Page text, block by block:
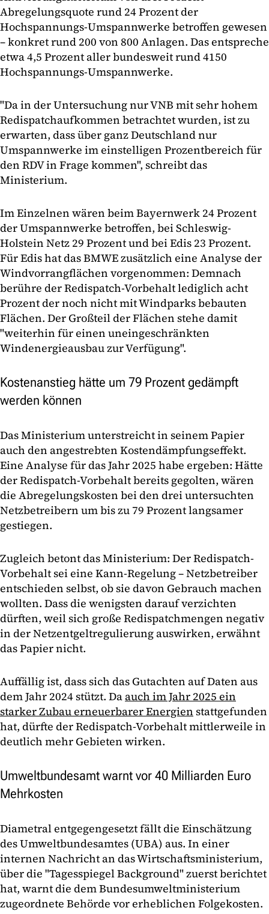
Abregelungsquote rund 24 Prozent der
Hochspannungs-Umspannwerke betroffen gewesen
– konkret rund 200 von 800 Anlagen. Das entspreche
etwa 4,5 Prozent aller bundesweit rund 4150
Hochspannungs-Umspannwerke.
"Da in der Untersuchung nur VNB mit sehr hohem
Redispatchaufkommen betrachtet wurden, ist zu
erwarten, dass über ganz Deutschland nur
Umspannwerke im einstelligen Prozentbereich für
den RDV in Frage kommen", schreibt das
Ministerium.
Im Einzelnen wären beim Bayernwerk 24 Prozent
der Umspannwerke betroffen, bei Schleswig-
Holstein Netz 29 Prozent und bei Edis 23 Prozent.
Für Edis hat das BMWE zusätzlich eine Analyse der
Windvorrangflächen vorgenommen: Demnach
berühre der Redispatch-Vorbehalt lediglich acht
Prozent der noch nicht mit Windparks bebauten
Flächen. Der Großteil der Flächen stehe damit
"weiterhin für einen uneingeschränkten
Windenergieausbau zur Verfügung".
Kostenanstieg hätte um 79 Prozent gedämpft
werden können
Das Ministerium unterstreicht in seinem Papier
auch den angestrebten Kostendämpfungseffekt.
Eine Analyse für das Jahr 2025 habe ergeben: Hätte
der Redispatch-Vorbehalt bereits gegolten, wären
die Abregelungskosten bei den drei untersuchten
Netzbetreibern um bis zu 79 Prozent langsamer
gestiegen.
Zugleich betont das Ministerium: Der Redispatch-
Vorbehalt sei eine Kann-Regelung – Netzbetreiber
entschieden selbst, ob sie davon Gebrauch machen
wollten. Dass die wenigsten darauf verzichten
dürften, weil sich große Redispatchmengen negativ
in der Netzentgeltregulierung auswirken, erwähnt
das Papier nicht.
Auffällig ist, dass sich das Gutachten auf Daten aus
dem Jahr 2024 stützt. Daauch im Jahr 2025 ein
starker Zubau erneuerbarer Energien stattgefunden
hat, dürfte der Redispatch-Vorbehalt mittlerweile in
deutlich mehr Gebieten wirken.
Umweltbundesamt warnt vor 40 Milliarden Euro
Mehrkosten
Diametral entgegengesetzt fällt die Einschätzung
des Umweltbundesamtes (UBA) aus. In einer
internen Nachricht an das Wirtschaftsministerium,
über die "Tagesspiegel Background" zuerst berichtet
hat, warnt die dem Bundesumweltministerium
zugeordnete Behörde vor erheblichen Folgekosten.